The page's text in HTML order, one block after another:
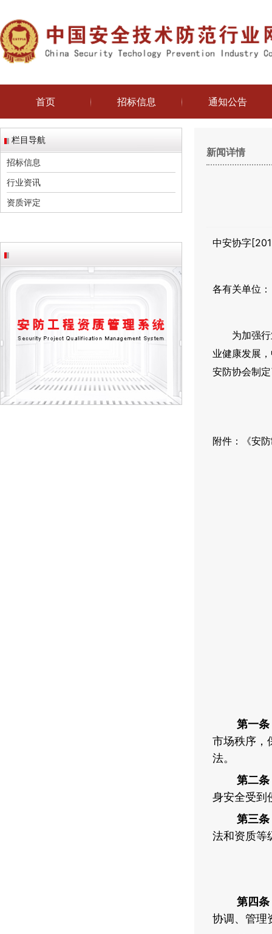
首页 招标信息 通知公告
栏目导航
招标信息
行业资讯
资质评定
新闻详情
中安协字
各有关单位：
为加强行业
业健康发展
安防协会制
附件：《安
第一条
市场秩序，
法。
第二条
身安全受到
第三条
法和资质等
第四条
协调、管理